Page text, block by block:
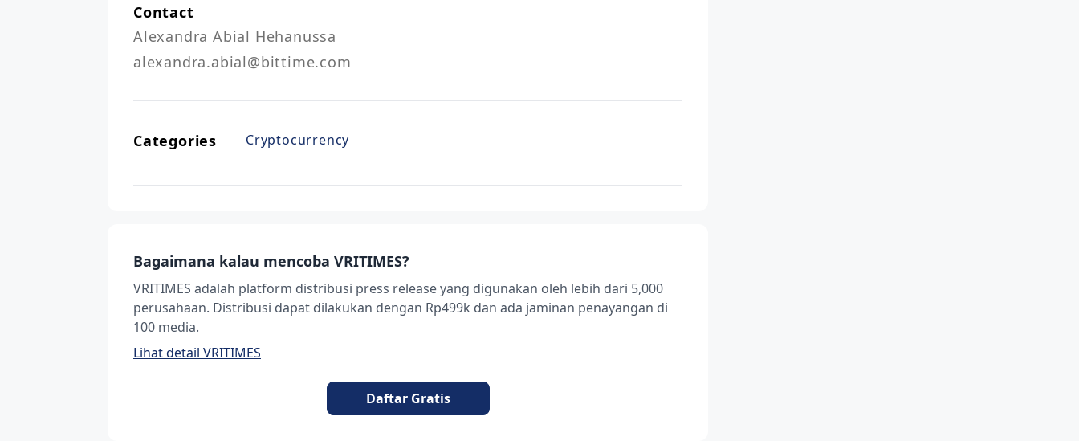
Contact
Alexandra Abial Hehanussa
Categories Cryptocurrency
Bagaimana kalau mencoba VRITIMES?
VRITIMES adalah platform distribusi press release yang digunakan oleh lebih dari 5,000
perusahaan. Distribusi dapat dilakukan dengan Rp499k dan ada jaminan penayangan di
100 media.
Lihat detail VRITIMES
Daftar Gratis